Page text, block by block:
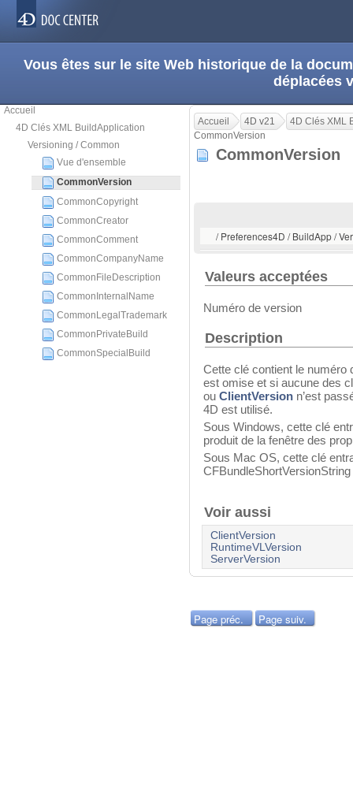
Vous êtes sur le site Web historique de la
déplacées
Accueil
4D Clés XML BuildApplication
Versioning / Common
Vue d'ensemble
CommonVersion
CommonCopyright
CommonCreator
CommonComment
CommonCompanyName
CommonFileDescription
CommonInternalName
CommonLegalTrademark
CommonPrivateBuild
CommonSpecialBuild
Accueil 4D v21
4D Clés XML
CommonVersion
CommonVersion
/ Preferences4D / BuildApp /
Valeurs acceptées
Numéro de version
Description
Cette clé contient le numéro
est omise et si aucune des
ou ClientVersion n’est
4D est utilisé.
Sous Windows, cette clé
produit de la fenêtre des
Sous Mac OS, cette clé
Voir aussi
ClientVersion
RuntimeVLVersion
ServerVersion
Page préc. Page suiv.